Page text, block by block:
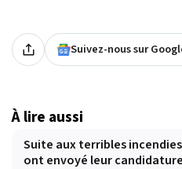
Suivez-nous sur
À lire aussi
Suite aux terribles
ont envoyé leur